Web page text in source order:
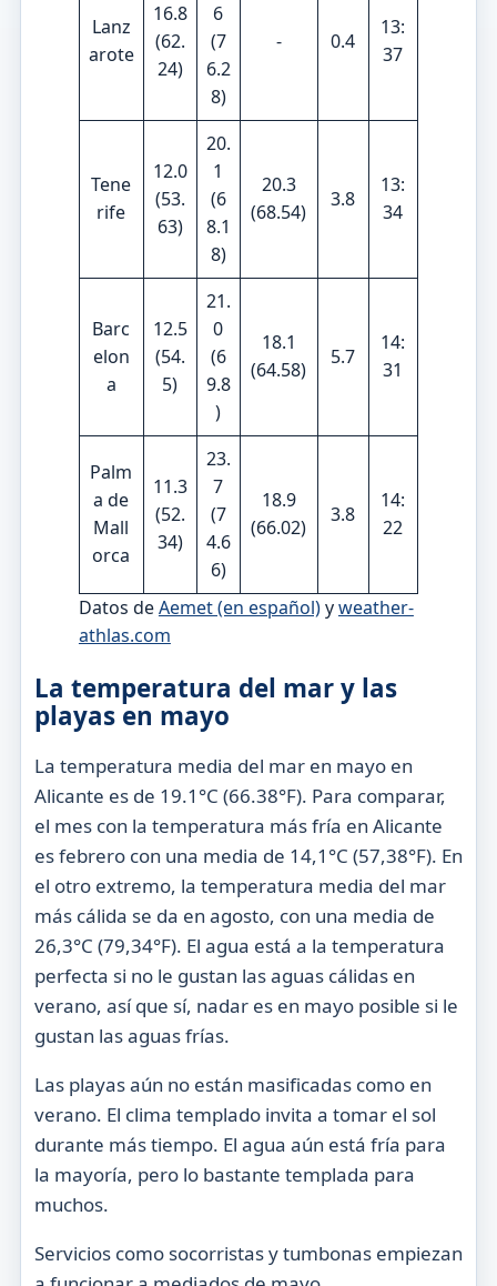
Lanz
arote
16.8
(62.
24)
6
(7
6.2
8)
- 0.4
13:
37
Tene
rife
12.0
(53.
63)
20.
1
(6
8.1
8)
20.3
(68.54)
3.8
13:
34
Barc
elon
a
12.5
(54.
5)
21.
0
(6
9.8
)
18.1
(64.58)
5.7
14:
31
Palm
a de
Mall
orca
11.3
(52.
34)
23.
7
(7
4.6
6)
18.9
(66.02)
3.8
14:
22
Datos deAemet (en español)yweather-
athlas.com
La temperatura del mar y las
playas en mayo
La temperatura media del mar en mayo en
Alicante es de 19.1°C (66.38°F). Para comparar,
el mes con la temperatura más fría en Alicante
es febrero con una media de 14,1°C (57,38°F). En
el otro extremo, la temperatura media del mar
más cálida se da en agosto, con una media de
26,3°C (79,34°F). El agua está a la temperatura
perfecta si no le gustan las aguas cálidas en
verano, así que sí, nadar es en mayo posible si le
gustan las aguas frías.
Las playas aún no están masificadas como en
verano. El clima templado invita a tomar el sol
durante más tiempo. El agua aún está fría para
la mayoría, pero lo bastante templada para
muchos.
Servicios como socorristas y tumbonas empiezan